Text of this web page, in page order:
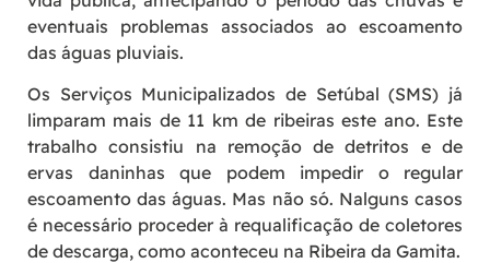
eventuais problemas associados ao escoamento
das águas pluviais.
Os Serviços Municipalizados de Setúbal (SMS) já
limparam mais de 11 km de ribeiras este ano. Este
trabalho consistiu na remoção de detritos e de
ervas daninhas que podem impedir o regular
escoamento das águas. Mas não só. Nalguns casos
é necessário proceder à requalificação de coletores
de descarga, como aconteceu na Ribeira da Gamita.